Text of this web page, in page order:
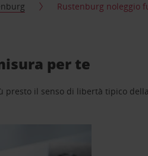
Rustenburg noleggio
per te
il senso di libertà tipico